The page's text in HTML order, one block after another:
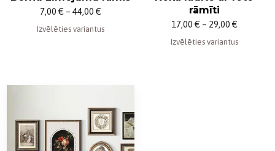
7,00€ – 44,00€
Izvēlēties variantus
rāmīti
17,00 € – 29,00 €
Izvēlēties variantus